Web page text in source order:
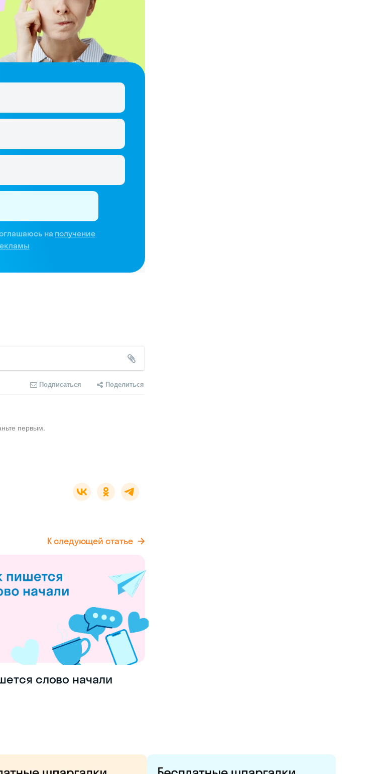
на получение
Подписаться Поделиться
первым.
К следующей статье
слово начали